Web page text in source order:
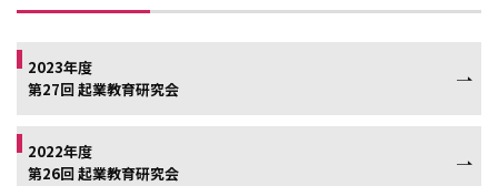
2023年度
第27回 起業教育研究会
2022年度
第26回 起業教育研究会